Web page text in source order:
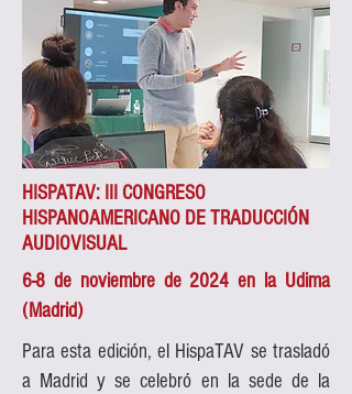
HISPATAV: III CONGRESO
HISPANOAMERICANO DE TRADUCCIÓN
AUDIOVISUAL
6-8 de noviembre de 2024 en la Udima
(Madrid)
Para esta edición, el HispaTAV se trasladó
a Madrid y se celebró en la sede de la